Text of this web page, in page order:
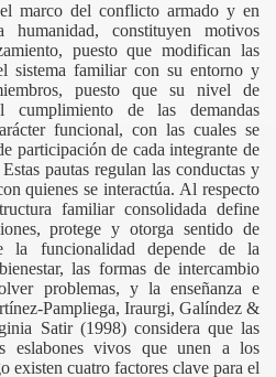
marco del conflicto armado y en
constituyen motivos
puesto que modifican las
sistema familiar con su entorno y
puesto que su nivel de
cumplimiento de las demandas
funcional, con las cuales se
participación de cada integrante de
pautas regulan las conductas y
quienes se interactúa. Al respecto
familiar consolidada define
protege y otorga sentido de
la funcionalidad depende de la
las formas de intercambio
problemas, y la enseñanza e
Pampliega, Iraurgi, Galíndez &
Satir (1998) considera que las
eslabones vivos que unen a los
existen cuatro factores clave para el